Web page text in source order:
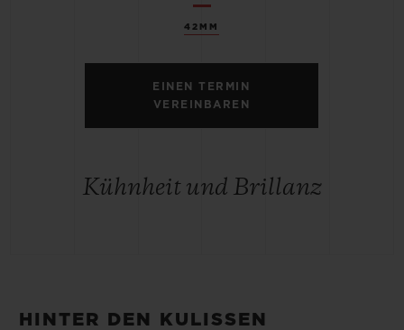
42MM
EINEN TERMIN
VEREINBAREN
Kühnheit und Brillanz
HINTER DEN KULISSEN